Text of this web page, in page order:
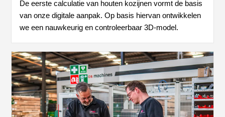
De eerstecalculatie van houten kozijnen vormt de basis
van onzedigitale aanpak. Op basis hiervan ontwikkelen
we een nauwkeurig encontroleerbaar 3D-model.